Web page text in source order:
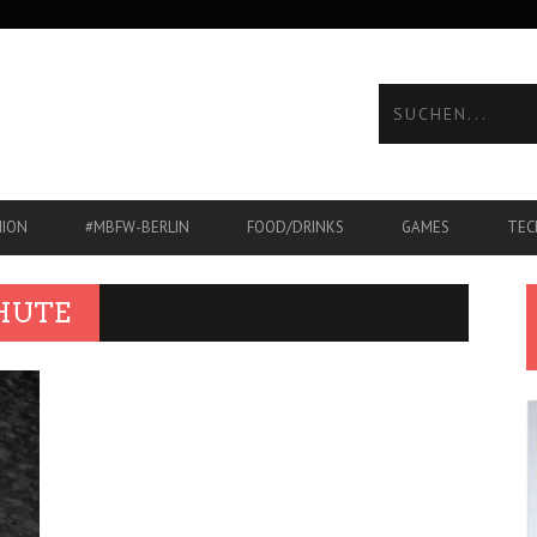
#MBFW-BERLIN FOOD/DRINKS GAMES